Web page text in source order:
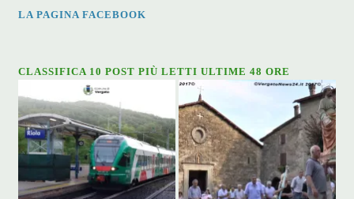
LA PAGINA FACEBOOK
CLASSIFICA 10 POST PIÙ LETTI ULTIME 48 ORE